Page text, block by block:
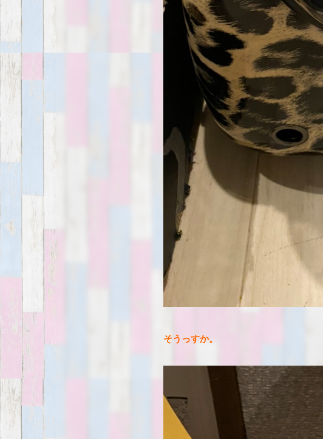
そうっすか。